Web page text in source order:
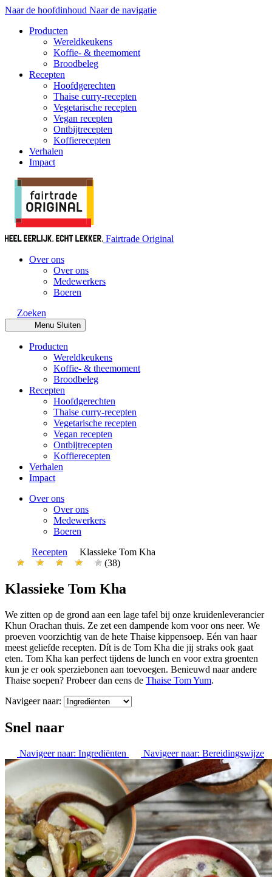
Naar de hoofdinhoud Naar de navigatie
Producten
Wereldkeukens
Koffie- & theemoment
Broodbeleg
Recepten
Hoofdgerechten
Thaise curry-recepten
Vegetarische recepten
Vegan recepten
Ontbijtrecepten
Koffierecepten
Verhalen
Impact
Fairtrade Original
Over ons
Over ons
Medewerkers
Boeren
Zoeken
Menu Sluiten
Producten
Wereldkeukens
Koffie- & theemoment
Broodbeleg
Recepten
Hoofdgerechten
Thaise curry-recepten
Vegetarische recepten
Vegan recepten
Ontbijtrecepten
Koffierecepten
Verhalen
Impact
Over ons
Over ons
Medewerkers
Boeren
Recepten
Klassieke Tom Kha
(38)
Klassieke Tom Kha
We zitten op de grond aan een lage tafel bij onze kruidenleverancier
Khun Orachan thuis. Ze zet een dampende kom voor ons neer. We
proeven voorzichtig van de hete Thaise kippensoep. Eén van haar
meest geliefde recepten. Dít is de Tom Kha die jij straks ook gaat
eten. Tom Kha kan perfect tijdens de lunch en voor extra groenten
kun je er ook sperziebonen aan toevoegen. Benieuwd naar andere
Thaise soepen? Probeer dan eens de Thaise Tom Yum.
Navigeer naar:
Snel naar
Navigeer naar: Ingrediënten Navigeer naar: Bereidingswijze